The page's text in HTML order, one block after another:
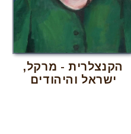
הקנצלרית - מרקל,
ישראל והיהודים